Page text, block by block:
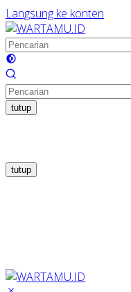
Langsung ke konten
tutup
tutup